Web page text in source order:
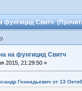
фунгицид Свитч
на фунгицид Свитч
2015, 21:29:50 »
Геннадьевич от 13